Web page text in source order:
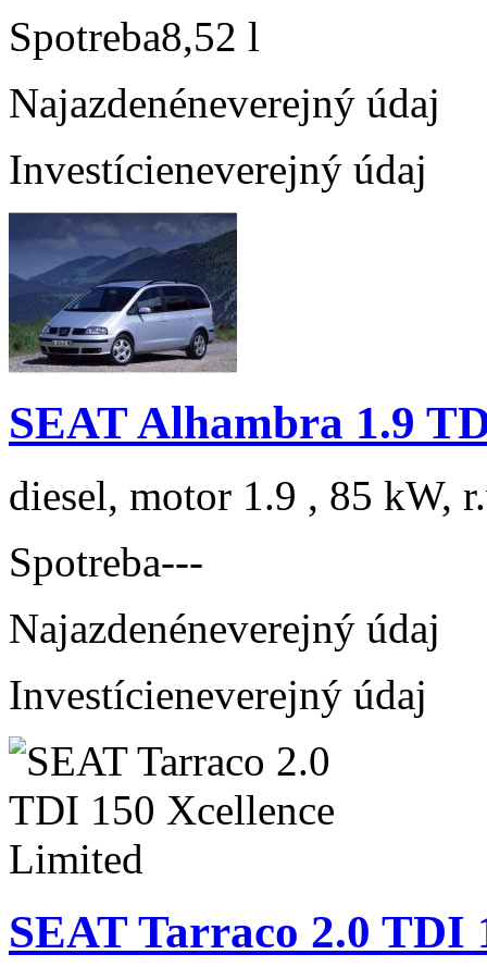
Spotreba8,52 l
Najazdenéneverejný údaj
Investícieneverejný údaj
SEAT Alhambra 1.9
diesel, motor 1.9 , 85 kW,
Spotreba---
Najazdenéneverejný údaj
Investícieneverejný údaj
SEAT Tarraco 2.0 TDI